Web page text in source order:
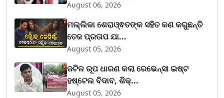
August 06, 2026
ମଲ୍ଲିକା ଶେରାଓ୍ଵତଙ୍କ ସହିତ କଣ କରୁଛନ୍ତି
ତେଜ ପ୍ରତାପ ଯା...
August 05, 2026
ଜଟିଳ ରୂପ ଧାରଣ କଲା ରେଭେନ୍ସା ଇଷ୍ଟ
ହଷ୍ଟେଲ ବିଦାବ, ଶିକ୍...
August 05, 2026